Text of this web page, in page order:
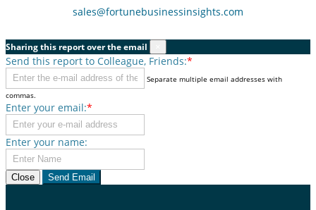
sales@fortunebusinessinsights.com
Sharing this report over the email
Send this report to Colleague, Friends:*
Separate multiple email addresses with
commas.
Enter your email:*
Enter your name:
Close Send Email